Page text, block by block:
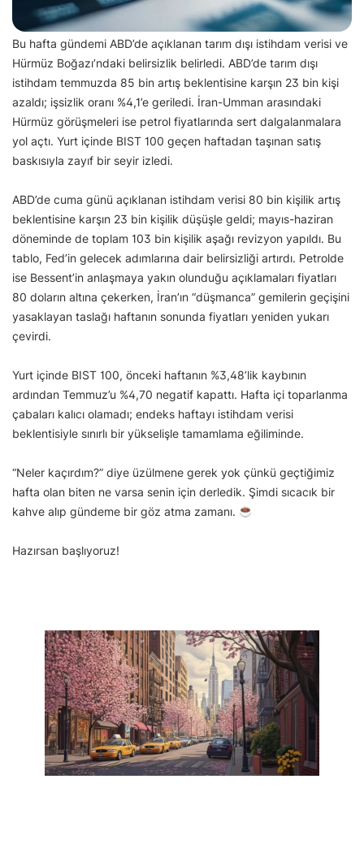
Bu hafta gündemi ABD’de açıklanan tarım dışı istihdam verisi ve
Hürmüz Boğazı’ndaki belirsizlik belirledi. ABD’de tarım dışı
istihdam temmuzda 85 bin artış beklentisine karşın 23 bin kişi
azaldı; işsizlik oranı %4,1’e geriledi. İran-Umman arasındaki
Hürmüz görüşmeleri ise petrol fiyatlarında sert dalgalanmalara
yol açtı. Yurt içinde BIST 100 geçen haftadan taşınan satış
baskısıyla zayıf bir seyir izledi.
ABD’de cuma günü açıklanan istihdam verisi 80 bin kişilik artış
beklentisine karşın 23 bin kişilik düşüşle geldi; mayıs-haziran
döneminde de toplam 103 bin kişilik aşağı revizyon yapıldı. Bu
tablo, Fed’in gelecek adımlarına dair belirsizliği artırdı. Petrolde
ise Bessent’in anlaşmaya yakın olunduğu açıklamaları fiyatları
80 doların altına çekerken, İran’ın “düşmanca” gemilerin geçişini
yasaklayan taslağı haftanın sonunda fiyatları yeniden yukarı
çevirdi.
Yurt içinde BIST 100, önceki haftanın %3,48’lik kaybının
ardından Temmuz’u %4,70 negatif kapattı. Hafta içi toparlanma
çabaları kalıcı olamadı; endeks haftayı istihdam verisi
beklentisiyle sınırlı bir yükselişle tamamlama eğiliminde.
“Neler kaçırdım?” diye üzülmene gerek yok çünkü geçtiğimiz
hafta olan biten ne varsa senin için derledik. Şimdi sıcacık bir
kahve alıp gündeme bir göz atma zamanı.
Hazırsan başlıyoruz!